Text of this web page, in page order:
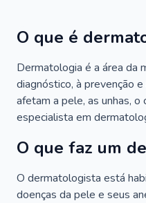
O que é
Dermatologia é a área da
diagnóstico, à prevenção
afetam a pele, as unhas, o
especialista em
O que faz um
O dermatologista está
doenças da pele e seus